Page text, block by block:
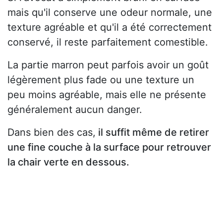
mais qu'il conserve une odeur normale, une
texture agréable et qu'il a été correctement
conservé, il reste parfaitement comestible.
La partie marron peut parfois avoir un goût
légèrement plus fade ou une texture un
peu moins agréable, mais elle ne présente
généralement aucun danger.
Dans bien des cas, il suffit même de retirer
une fine couche à la surface pour retrouver
la chair verte en dessous.